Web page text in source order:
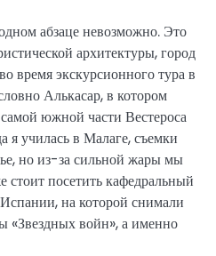
абзаце невозможно. Это
архитектуры, город
время экскурсионного тура в
Алькасар, в котором
южной части Вестероса
я училась в Малаге, съемки
но из-за сильной жары мы
стоит посетить кафедральный
на которой снимали
«Звездных войн», а именно